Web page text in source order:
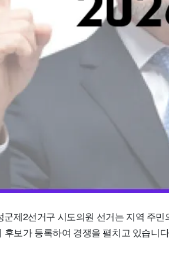
군제2선거구 시도의원 선거는 지역 주
후보가 등록하여 경쟁을 펼치고 있습니